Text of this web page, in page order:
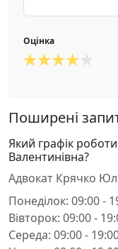
Оцінка
Поширені
Який графік
Валентинівна?
Адвокат Крячко
Понеділок: 09:00 -
Вівторок: 09:00 -
Середа: 09:00 -